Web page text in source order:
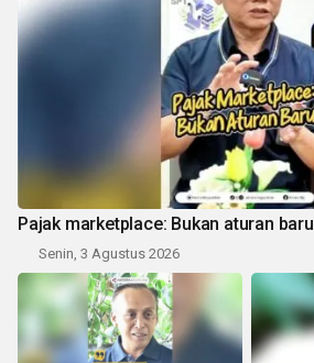
Pajak marketplace: Bukan aturan baru
Senin, 3 Agustus 2026